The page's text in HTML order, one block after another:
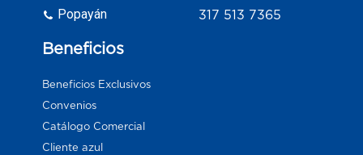
Popayán
317 513 7365
Beneficios
Beneficios Exclusivos
Convenios
Catálogo Comercial
Cliente azul